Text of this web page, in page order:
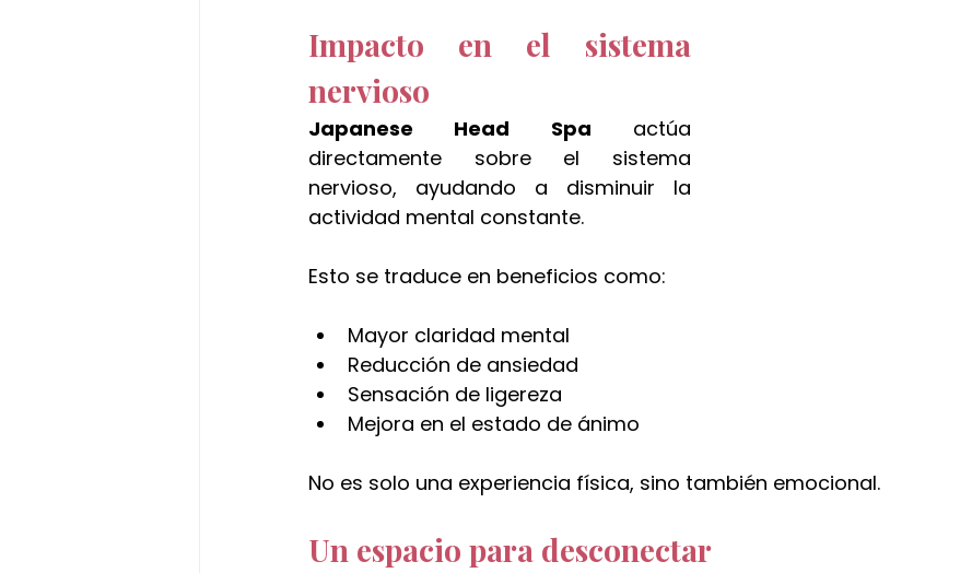
Impacto en el sistema
nervioso
Japanese Head Spa actúa
directamente sobre el sistema
nervioso, ayudando a disminuir la
actividad mental constante.
Esto se traduce en beneficios como:
Mayor claridad mental
Reducción de ansiedad
Sensación de ligereza
Mejora en el estado de ánimo
No es solo una experiencia física, sino también emocional.
Un espacio para desconectar